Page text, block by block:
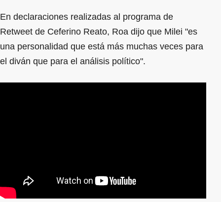
En declaraciones realizadas al programa de
Retweet de Ceferino Reato, Roa dijo que Milei "es
una personalidad que está más muchas veces para
el diván que para el análisis político".